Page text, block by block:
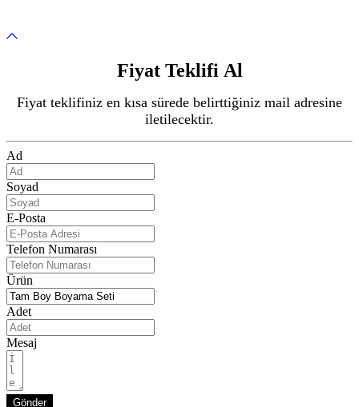
Fiyat Teklifi Al
Fiyat teklifiniz en kısa sürede belirttiğiniz mail adresine
iletilecektir.
Ad
Soyad
E-Posta
Telefon Numarası
Ürün
Adet
Mesaj
Gönder